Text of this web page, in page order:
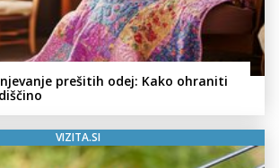
prešitih odej: Kako ohraniti
VIZITA.SI